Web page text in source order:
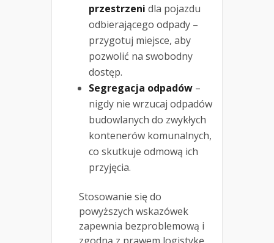
przestrzeni dla pojazdu
odbierającego odpady –
przygotuj miejsce, aby
pozwolić na swobodny
dostęp.
Segregacja odpadów –
nigdy nie wrzucaj odpadów
budowlanych do zwykłych
kontenerów komunalnych,
co skutkuje odmową ich
przyjęcia.
Stosowanie się do
powyższych wskazówek
zapewnia bezproblemową i